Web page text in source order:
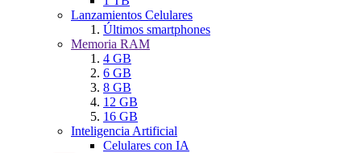
Lanzamientos Celulares
Últimos smartphones
Memoria RAM
4 GB
6 GB
8 GB
12 GB
16 GB
Inteligencia Artificial
Celulares con IA